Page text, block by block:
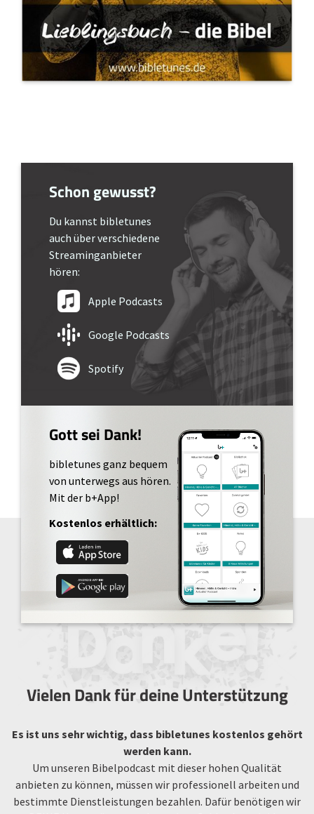
Schon gewusst?
Du kannst bibletunes
auch über verschiedene
Streaminganbieter
hören:
Apple Podcasts
Google Podcasts
Spotify
Gott sei Dank!
bibletunes ganz bequem
von unterwegs aus hören.
Mit der b+App!
Kostenlos erhältlich:
Vielen Dank für deine Unterstützung
Es ist uns sehr wichtig, dass bibletunes kostenlos gehört
werden kann.
Um unseren Bibelpodcast mit dieser hohen Qualität
anbieten zu können, müssen wir professionell arbeiten und
bestimmte Dienstleistungen bezahlen. Dafür benötigen wir